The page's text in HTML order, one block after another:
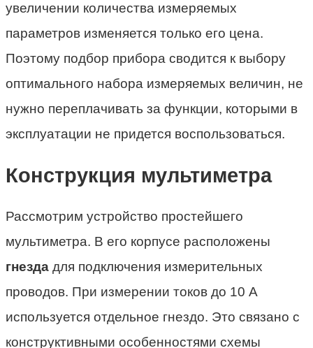
увеличении количества измеряемых
параметров изменяется только его цена.
Поэтому подбор прибора сводится к выбору
оптимального набора измеряемых величин, не
нужно переплачивать за функции, которыми в
эксплуатации не придется воспользоваться.
Конструкция мультиметра
Рассмотрим устройство простейшего
мультиметра. В его корпусе расположены
гнезда для подключения измерительных
проводов. При измерении токов до 10 А
используется отдельное гнездо. Это связано с
конструктивными особенностями схемы